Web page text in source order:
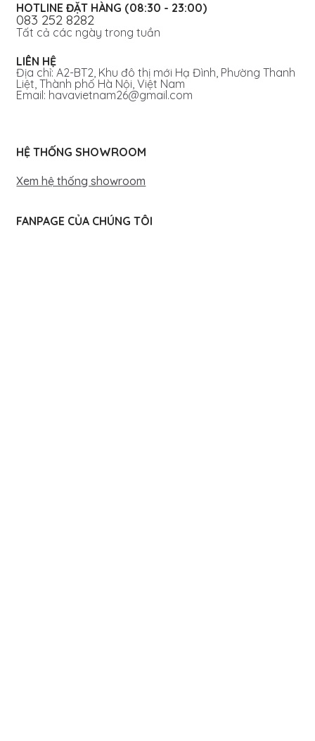
HOTLINE ĐẶT HÀNG (08:30 - 23:00)
083 252 8282
Tất cả các ngày trong tuần
LIÊN HỆ
Địa chỉ: A2-BT2, Khu đô thị mới Hạ Đình, Phường Thanh
Liệt, Thành phố Hà Nội, Việt Nam
Email: havavietnam26@gmail.com
HỆ THỐNG SHOWROOM
Xem hệ thống showroom
FANPAGE CỦA CHÚNG TÔI